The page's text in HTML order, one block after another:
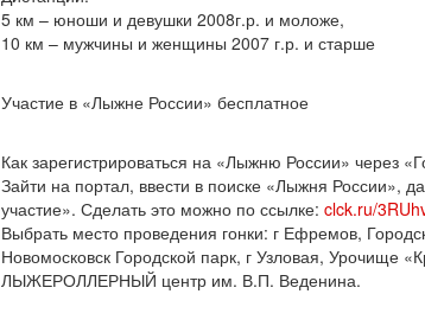
5 км – юноши и девушки 2008г.р. и моложе,
10 км – мужчины и женщины 2007 г.р. и старше
Участие в «Лыжне России» бесплатное
Как зарегистрироваться на «Лыжню России» через
Зайти на портал, ввести в поиске «Лыжня России»,
участие». Сделать это можно по ссылке: clck.ru/
Выбрать место проведения гонки: г Ефремов,
Новомосковск Городской парк, г Узловая, Урочище
ЛЫЖЕРОЛЛЕРНЫЙ центр им. В.П. Веденина.